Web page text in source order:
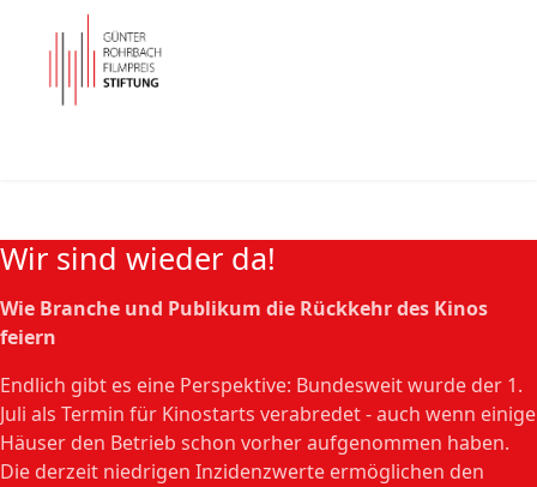
Wir sind wieder da!
Wie Branche und Publikum die Rückkehr des Kinos
feiern
Endlich gibt es eine Perspektive: Bundesweit wurde der 1.
Juli als Termin für Kinostarts verabredet - auch wenn einige
Häuser den Betrieb schon vorher aufgenommen haben.
Die derzeit niedrigen Inzidenzwerte ermöglichen den